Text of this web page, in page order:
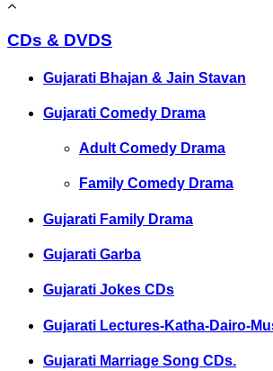
CDs & DVDS
Gujarati Bhajan & Jain Stavan
Gujarati Comedy Drama
Adult Comedy Drama
Family Comedy Drama
Gujarati Family Drama
Gujarati Garba
Gujarati Jokes CDs
Gujarati Lectures-Katha-Dairo-
Gujarati Marriage Song CDs.